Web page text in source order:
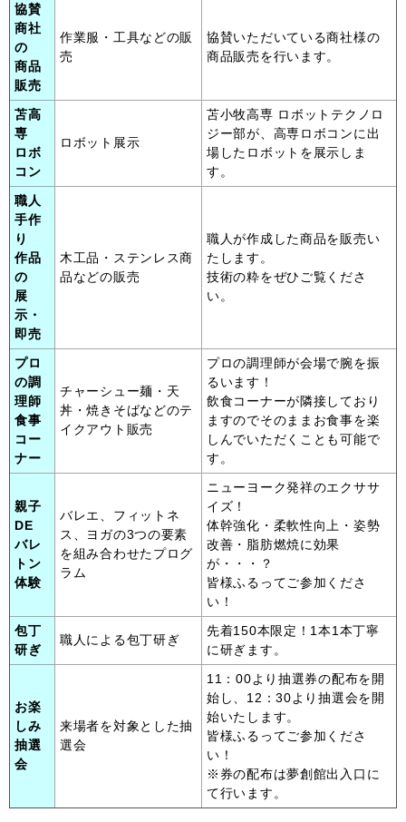
協賛
商社
の
商品
販売
作業服・工具などの販
売
協賛いただいている商社様の
商品販売を行います。
苫高
専
ロボ
コン
ロボット展示
苫小牧高専 ロボットテクノロ
ジー部が、高専ロボコンに出
場したロボットを展示しま
す。
職人
手作
り
作品
の
展
示・
即売
木工品・ステンレス商
品などの販売
職人が作成した商品を販売い
たします。
技術の粋をぜひご覧くださ
い。
プロ
の調
理師
食事
コー
ナー
チャーシュー麺・天
丼・焼きそばなどのテ
イクアウト販売
プロの調理師が会場で腕を振
るいます！
飲食コーナーが隣接しており
ますのでそのままお食事を楽
しんでいただくことも可能で
す。
親子
DE
バレ
トン
体験
バレエ、フィットネ
ス、ヨガの3つの要素
を組み合わせたプログ
ラム
ニューヨーク発祥のエクササ
イズ！
体幹強化・柔軟性向上・姿勢
改善・脂肪燃焼に効果
が・・・？
皆様ふるってご参加くださ
い！
包丁
研ぎ
職人による包丁研ぎ
先着150本限定！1本1本丁寧
に研ぎます。
お楽
しみ
抽選
会
来場者を対象とした抽
選会
11：00より抽選券の配布を開
始し、12：30より抽選会を開
始いたします。
皆様ふるってご参加くださ
い！
※券の配布は夢創館出入口に
て行います。